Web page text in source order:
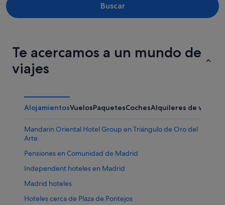
Buscar
Te acercamos a un mundo de
viajes
AlojamientosVuelosPaquetesCochesAlquileres de
Mandarin Oriental Hotel Group en Triángulo de Oro del
Arte
Pensiones en Comunidad de Madrid
Independent hoteles en Madrid
Madrid hoteles
Hoteles cerca de Plaza de Pontejos